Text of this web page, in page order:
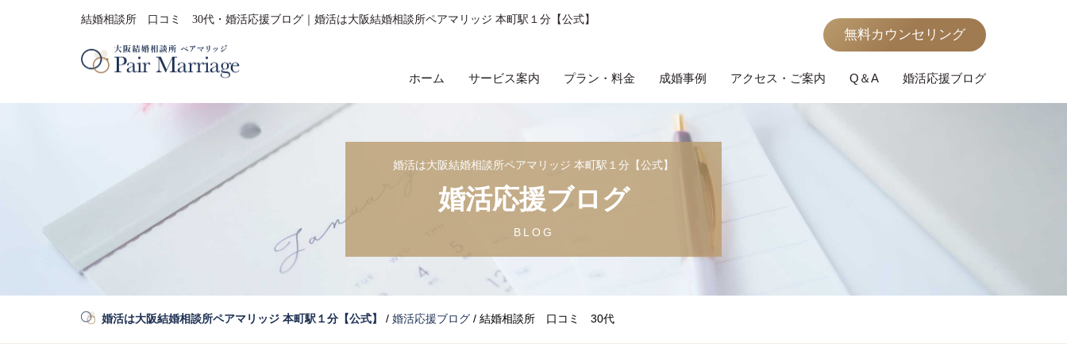
結婚相談所 口コミ 30代・婚活応援ブログ｜婚活は大阪結婚相談所ペアマリッジ 本町駅１分【公式】
無料カウンセリング
ホーム サービス案内 プラン・料金 成婚事例 アクセス・ご案内 Q＆A 婚活応援ブログ
婚活は大阪結婚相談所ペアマリッジ 本町駅１分【公式】
婚活応援ブログ
BLOG
婚活は大阪結婚相談所ペアマリッジ 本町駅１分【公式】 / 婚活応援ブログ / 結婚相談所 口コミ 30代